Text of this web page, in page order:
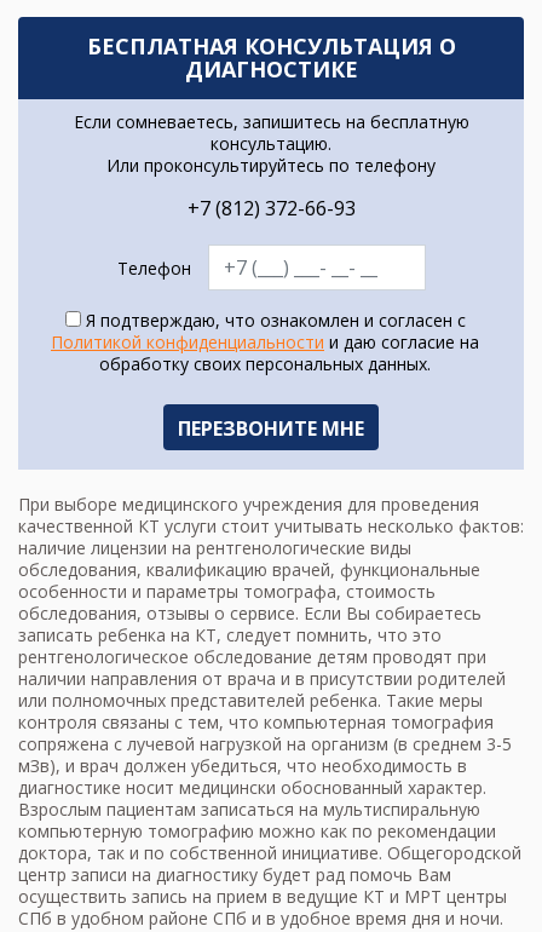
БЕСПЛАТНАЯ КОНСУЛЬТАЦИЯ О
ДИАГНОСТИКЕ
Если сомневаетесь, запишитесь на бесплатную
консультацию.
Или проконсультируйтесь по телефону
+7 (812) 372-66-93
Телефон
Я подтверждаю, что ознакомлен и согласен с
Политикой конфиденциальности и даю согласие на
обработку своих персональных данных.
При выборе медицинского учреждения для проведения
качественной КТ услуги стоит учитывать несколько фактов:
наличие лицензии на рентгенологические виды
обследования, квалификацию врачей, функциональные
особенности и параметры томографа, стоимость
обследования, отзывы о сервисе. Если Вы собираетесь
записать ребенка на КТ, следует помнить, что это
рентгенологическое обследование детям проводят при
наличии направления от врача и в присутствии родителей
или полномочных представителей ребенка. Такие меры
контроля связаны с тем, что компьютерная томография
сопряжена с лучевой нагрузкой на организм (в среднем 3-5
мЗв), и врач должен убедиться, что необходимость в
диагностике носит медицински обоснованный характер.
Взрослым пациентам записаться на мультиспиральную
компьютерную томографию можно как по рекомендации
доктора, так и по собственной инициативе. Общегородской
центр записи на диагностику будет рад помочь Вам
осуществить запись на прием в ведущие КТ и МРТ центры
СПб в удобном районе СПб и в удобное время дня и ночи.